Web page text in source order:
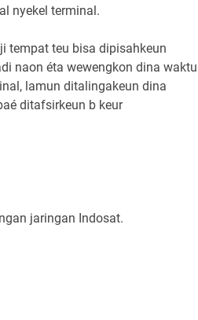
nyekel terminal.
tempat teu bisa dipisahkeun
naon éta wewengkon dina waktu
lamun ditalingakeun dina
ditafsirkeun b keur
jaringan Indosat.